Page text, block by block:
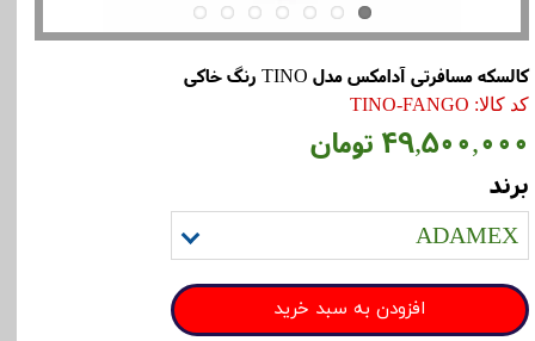
کالسکه مسافرتی آدامکس مدل TINO رنگ خاکی
کد کالا: TINO-FANGO
۴۹,۵۰۰,۰۰۰ تومان
برند
ADAMEX
افزودن به سبد خرید